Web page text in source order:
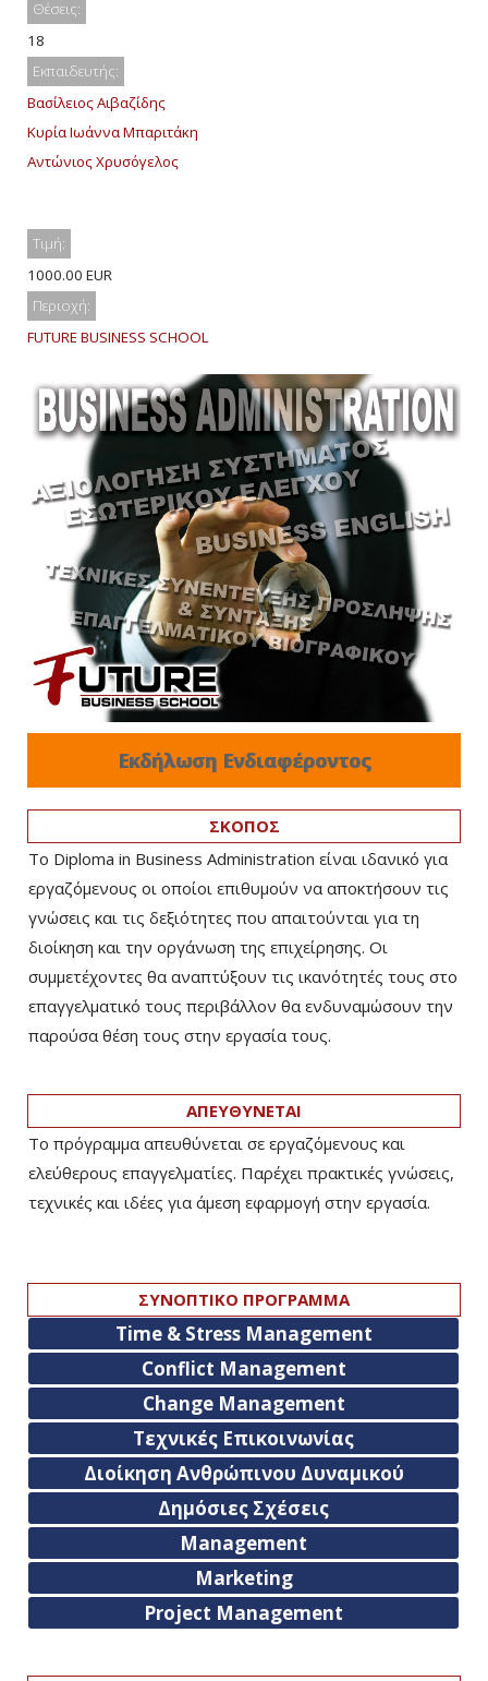
Θέσεις:
18
Εκπαιδευτής:
Βασίλειος Αιβαζίδης
Κυρία Ιωάννα Μπαριτάκη
Αντώνιος Χρυσόγελος
Τιμή:
1000.00 EUR
Περιοχή:
FUTURE BUSINESS SCHOOL
Εκδήλωση Ενδιαφέροντος
ΣΚΟΠΟΣ
Το Diploma in Business Administration είναι ιδανικό για
εργαζόμενους οι οποίοι επιθυμούν να αποκτήσουν τις
γνώσεις και τις δεξιότητες που απαιτούνται για τη
διοίκηση και την οργάνωση της επιχείρησης. Οι
συμμετέχοντες θα αναπτύξουν τις ικανότητές τους στο
επαγγελματικό τους περιβάλλον θα ενδυναμώσουν την
παρούσα θέση τους στην εργασία τους.
ΑΠΕΥΘΥΝΕΤΑΙ
Το πρόγραμμα απευθύνεται σε εργαζόμενους και
ελεύθερους επαγγελματίες. Παρέχει πρακτικές γνώσεις,
τεχνικές και ιδέες για άμεση εφαρμογή στην εργασία.
ΣΥΝΟΠΤΙΚΟ ΠΡΟΓΡΑΜΜΑ
Time & Stress Management
Conflict Management
Change Management
Τεχνικές Επικοινωνίας
Διοίκηση Ανθρώπινου Δυναμικού
Δημόσιες Σχέσεις
Management
Marketing
Project Management